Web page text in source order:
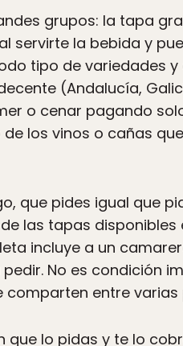
grupos: la tapa
servirte la bebida y
tipo de variedades y
(Andalucía,
o cenar pagando
los vinos o cañas
que pides igual que
las tapas disponibles
incluye a un
No es condición
entre varias
lo pidas y te lo